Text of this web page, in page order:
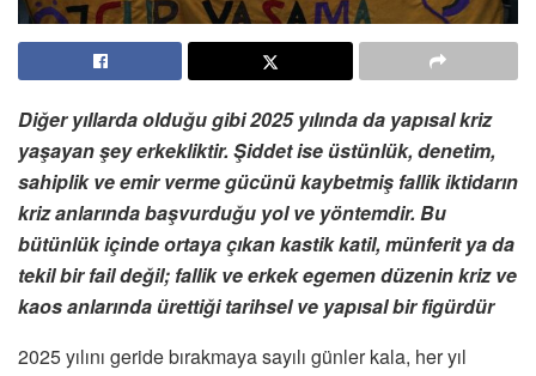
Diğer yıllarda olduğu gibi 2025 yılında da yapısal kriz
yaşayan şey erkekliktir. Şiddet ise üstünlük, denetim,
sahiplik ve emir verme gücünü kaybetmiş fallik iktidarın
kriz anlarında başvurduğu yol ve yöntemdir. Bu
bütünlük içinde ortaya çıkan kastik katil, münferit ya da
tekil bir fail değil; fallik ve erkek egemen düzenin kriz ve
kaos anlarında ürettiği tarihsel ve yapısal bir figürdür
2025 yılını geride bırakmaya sayılı günler kala, her yıl